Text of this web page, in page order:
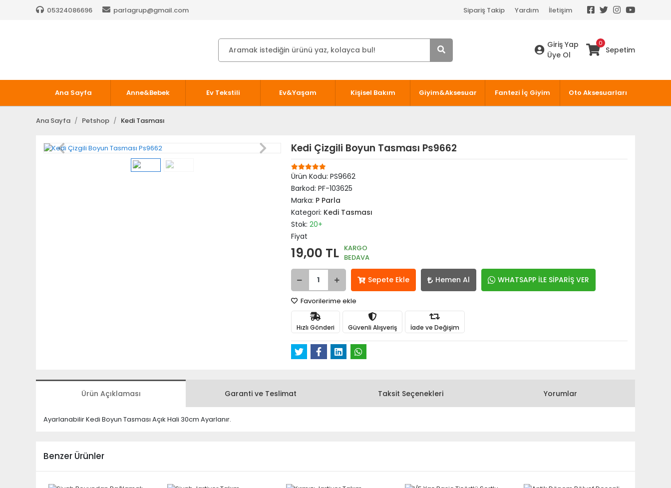
05324086696 parlagrup@gmail.com Sipariş Takip Yardım İletişim
Giriş Yap
Üye Ol
0
Sepetim
Ana Sayfa Anne&Bebek Ev Tekstili Ev&Yaşam Kişisel Bakım Giyim&Aksesuar Fantezi İç Giyim Oto Aksesuarları
Ana Sayfa Petshop Kedi Tasması
Kedi Çizgili Boyun Tasması Ps9662
Ürün Kodu: PS9662
Barkod: PF-103625
Marka: P Parla
Kategori: Kedi Tasması
Stok: 20+
Fiyat
19,00 TL KARGO
BEDAVA
Sepete Ekle Hemen Al WHATSAPP İLE SİPARİŞ VER
Favorilerime ekle
Hızlı Gönderi Güvenli Alışveriş İade ve Değişim
Ürün Açıklaması Garanti ve Teslimat Taksit Seçenekleri Yorumlar
Ayarlanabilir Kedi Boyun Tasması Açık Hali 30cm Ayarlanır.
Benzer Ürünler